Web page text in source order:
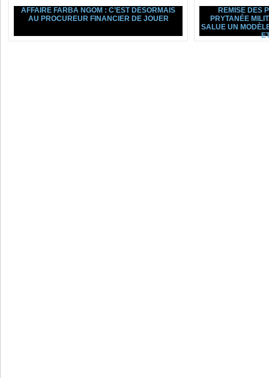
AFFAIRE FARBA NGOM : C’EST DÉSORMAIS
AU PROCUREUR FINANCIER DE JOUER
REMISE DES
PRYTANÉE
SALUE UN